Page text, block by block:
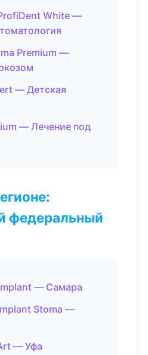
White —
Premium —
— Детская
— Лечение под
федеральный
— Самара
Stoma —
— Уфа